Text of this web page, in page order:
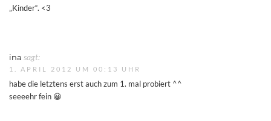
„Kinder“. <3
ina sagt:
1. APRIL 2012 UM 00:13 UHR
habe die letztens erst auch zum 1. mal probiert ^^
seeeehr fein 😀